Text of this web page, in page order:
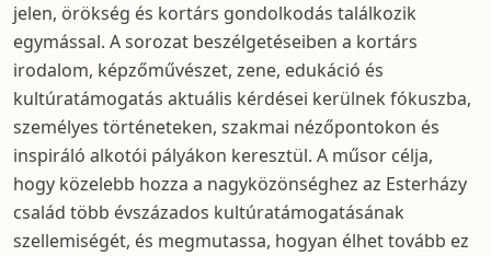
jelen, örökség és kortárs gondolkodás találkozik
egymással. A sorozat beszélgetéseiben a kortárs
irodalom, képzőművészet, zene, edukáció és
kultúratámogatás aktuális kérdései kerülnek fókuszba,
személyes történeteken, szakmai nézőpontokon és
inspiráló alkotói pályákon keresztül. A műsor célja,
hogy közelebb hozza a nagyközönséghez az Esterházy
család több évszázados kultúratámogatásának
szellemiségét, és megmutassa, hogyan élhet tovább ez